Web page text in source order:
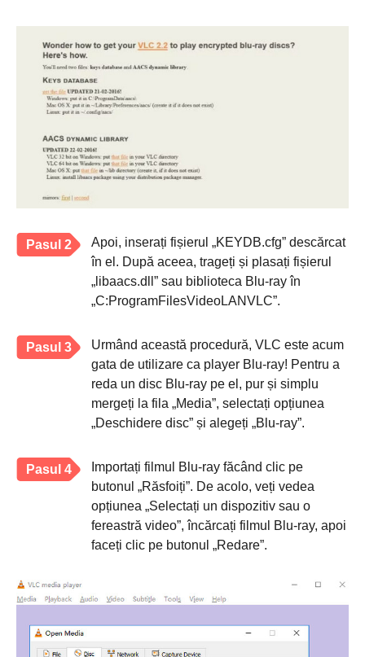
Pasul 2
Apoi, inserați fișierul „KEYDB.cfg” descărcat
în el. După aceea, trageți și plasați fișierul
„libaacs.dll” sau biblioteca Blu-ray în
„C:ProgramFilesVideoLANVLC”.
Pasul 3
Urmând această procedură, VLC este acum
gata de utilizare ca player Blu-ray! Pentru a
reda un disc Blu-ray pe el, pur și simplu
mergeți la fila „Media”, selectați opțiunea
„Deschidere disc” și alegeți „Blu-ray”.
Pasul 4
Importați filmul Blu-ray făcând clic pe
butonul „Răsfoiți”. De acolo, veți vedea
opțiunea „Selectați un dispozitiv sau o
fereastră video”, încărcați filmul Blu-ray, apoi
faceți clic pe butonul „Redare”.